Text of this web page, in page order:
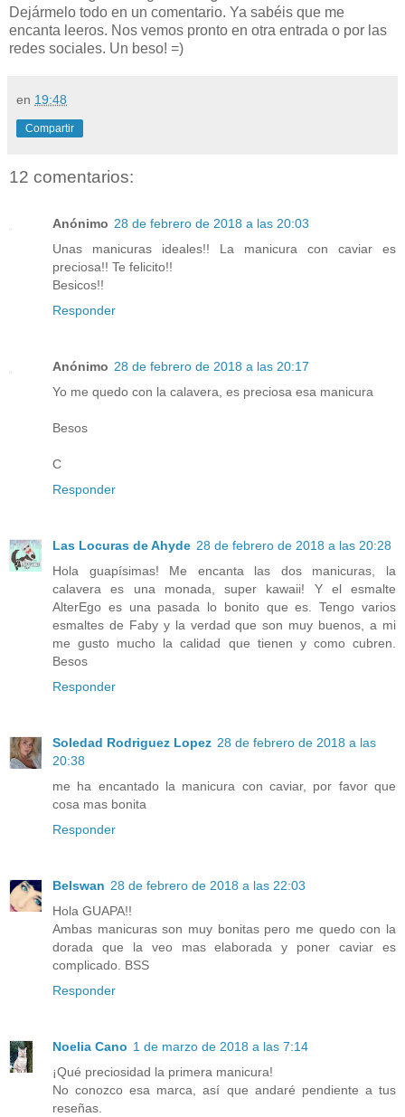
Dejármelo todo en un comentario. Ya sabéis que me
encanta leeros. Nos vemos pronto en otra entrada o por las
redes sociales. Un beso! =)
en 19:48
Compartir
12 comentarios:
Anónimo 28 de febrero de 2018 a las 20:03
Unas manicuras ideales!! La manicura con caviar es
preciosa!! Te felicito!!
Besicos!!
Responder
Anónimo 28 de febrero de 2018 a las 20:17
Yo me quedo con la calavera, es preciosa esa manicura
Besos
C
Responder
Las Locuras de Ahyde 28 de febrero de 2018 a las 20:28
Hola guapísimas! Me encanta las dos manicuras, la
calavera es una monada, super kawaii! Y el esmalte
AlterEgo es una pasada lo bonito que es. Tengo varios
esmaltes de Faby y la verdad que son muy buenos, a mi
me gusto mucho la calidad que tienen y como cubren.
Besos
Responder
Soledad Rodriguez Lopez 28 de febrero de 2018 a las
20:38
me ha encantado la manicura con caviar, por favor que
cosa mas bonita
Responder
Belswan 28 de febrero de 2018 a las 22:03
Hola GUAPA!!
Ambas manicuras son muy bonitas pero me quedo con la
dorada que la veo mas elaborada y poner caviar es
complicado. BSS
Responder
Noelia Cano 1 de marzo de 2018 a las 7:14
¡Qué preciosidad la primera manicura!
No conozco esa marca, así que andaré pendiente a tus
reseñas.